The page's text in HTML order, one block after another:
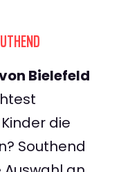
Bielefeld
die
Southend